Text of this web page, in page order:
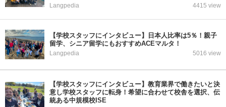
Langpedia 4415 view
【学校スタッフにインタビュー】日本人比率は5％！親子
留学、シニア留学にもおすすめACEマルタ！
Langpedia 5016 view
【学校スタッフにインタビュー】教育業界で働きたいと決
意し学校スタッフに転身！希望に合わせて校舎を選択、伝
統ある中規模校ISE